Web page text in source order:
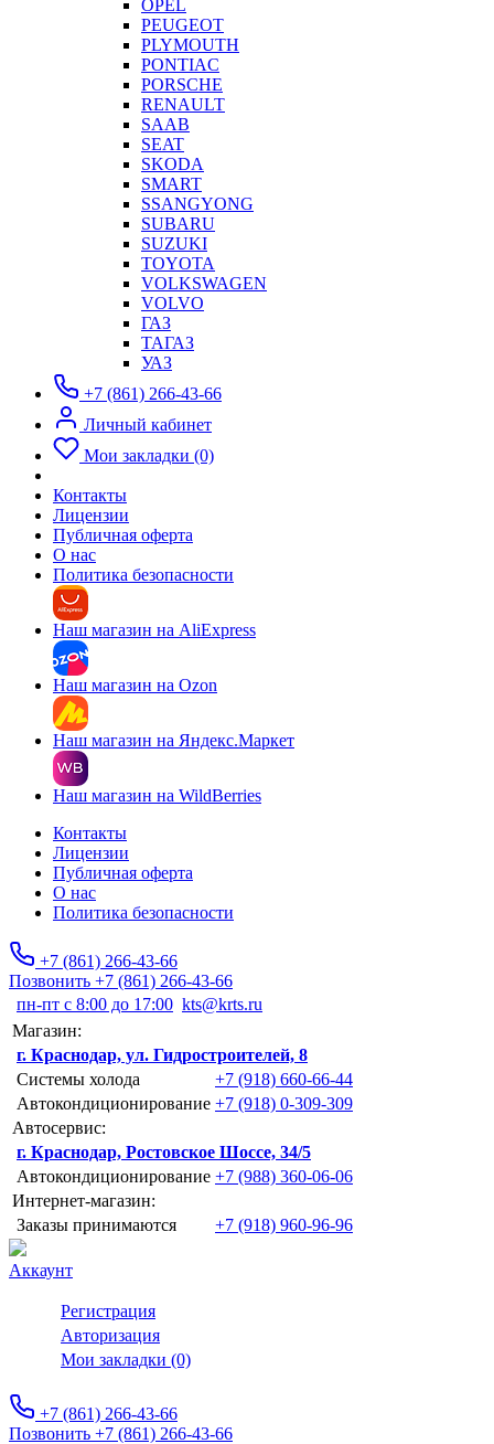
OPEL
PEUGEOT
PLYMOUTH
PONTIAC
PORSCHE
RENAULT
SAAB
SEAT
SKODA
SMART
SSANGYONG
SUBARU
SUZUKI
TOYOTA
VOLKSWAGEN
VOLVO
ГАЗ
ТАГАЗ
УАЗ
+7 (861) 266-43-66
Личный кабинет
Мои закладки (0)
Контакты
Лицензии
Публичная оферта
О нас
Политика безопасности
Наш магазин на AliExpress
Наш магазин на Ozon
Наш магазин на Яндекс.Маркет
Наш магазин на WildBerries
Контакты
Лицензии
Публичная оферта
О нас
Политика безопасности
+7 (861) 266-43-66
Позвонить +7 (861) 266-43-66
пн-пт с 8:00 до 17:00 kts@krts.ru
Магазин:
г. Краснодар, ул. Гидростроителей, 8
Системы холода
+7 (918) 660-66-44
Автокондиционирование +7 (918) 0-309-309
Автосервис:
г. Краснодар, Ростовское Шоссе, 34/5
Автокондиционирование +7 (988) 360-06-06
Интернет-магазин:
Заказы принимаются
+7 (918) 960-96-96
Аккаунт
Регистрация
Авторизация
Мои закладки (0)
+7 (861) 266-43-66
Позвонить +7 (861) 266-43-66